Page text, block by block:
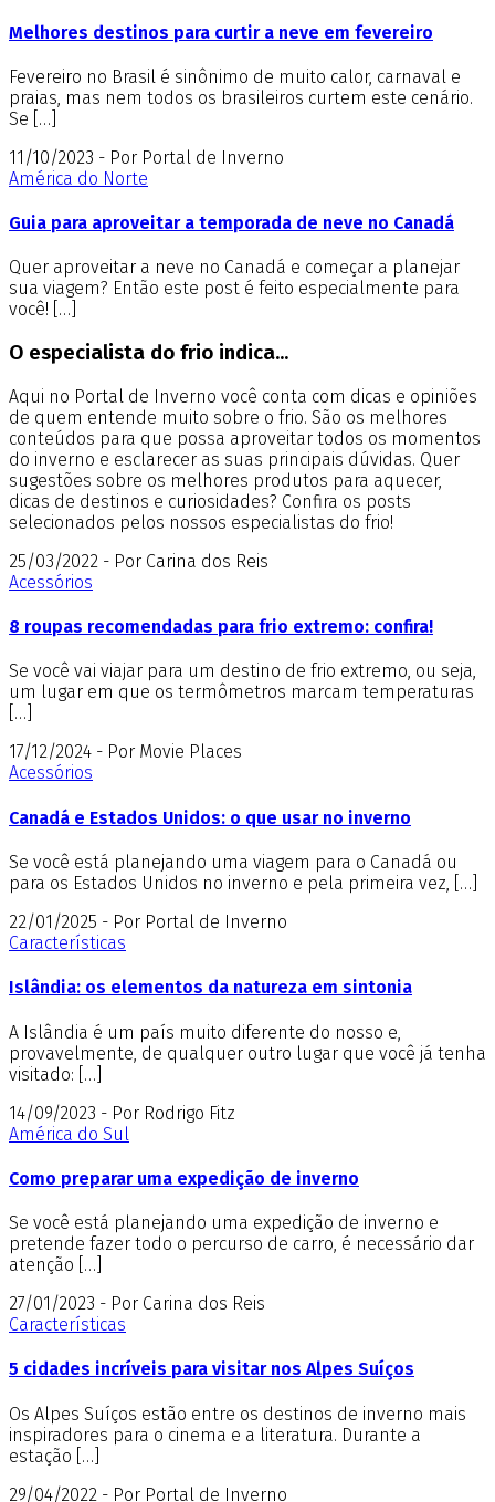
Melhores destinos para curtir a neve em fevereiro
Fevereiro no Brasil é sinônimo de muito calor, carnaval e
praias, mas nem todos os brasileiros curtem este cenário.
Se […]
11/10/2023 - Por Portal de Inverno
América do Norte
Guia para aproveitar a temporada de neve no Canadá
Quer aproveitar a neve no Canadá e começar a planejar
sua viagem? Então este post é feito especialmente para
você! […]
O especialista do frio indica...
Aqui no Portal de Inverno você conta com dicas e opiniões
de quem entende muito sobre o frio. São os melhores
conteúdos para que possa aproveitar todos os momentos
do inverno e esclarecer as suas principais dúvidas. Quer
sugestões sobre os melhores produtos para aquecer,
dicas de destinos e curiosidades? Confira os posts
selecionados pelos nossos especialistas do frio!
25/03/2022 - Por Carina dos Reis
Acessórios
8 roupas recomendadas para frio extremo: confira!
Se você vai viajar para um destino de frio extremo, ou seja,
um lugar em que os termômetros marcam temperaturas
[…]
17/12/2024 - Por Movie Places
Acessórios
Canadá e Estados Unidos: o que usar no inverno
Se você está planejando uma viagem para o Canadá ou
para os Estados Unidos no inverno e pela primeira vez, […]
22/01/2025 - Por Portal de Inverno
Características
Islândia: os elementos da natureza em sintonia
A Islândia é um país muito diferente do nosso e,
provavelmente, de qualquer outro lugar que você já tenha
visitado: […]
14/09/2023 - Por Rodrigo Fitz
América do Sul
Como preparar uma expedição de inverno
Se você está planejando uma expedição de inverno e
pretende fazer todo o percurso de carro, é necessário dar
atenção […]
27/01/2023 - Por Carina dos Reis
Características
5 cidades incríveis para visitar nos Alpes Suíços
Os Alpes Suíços estão entre os destinos de inverno mais
inspiradores para o cinema e a literatura. Durante a
estação […]
29/04/2022 - Por Portal de Inverno